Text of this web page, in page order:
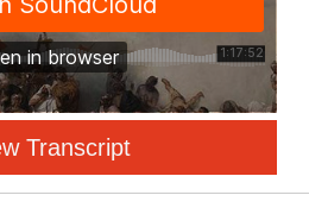
Transcript